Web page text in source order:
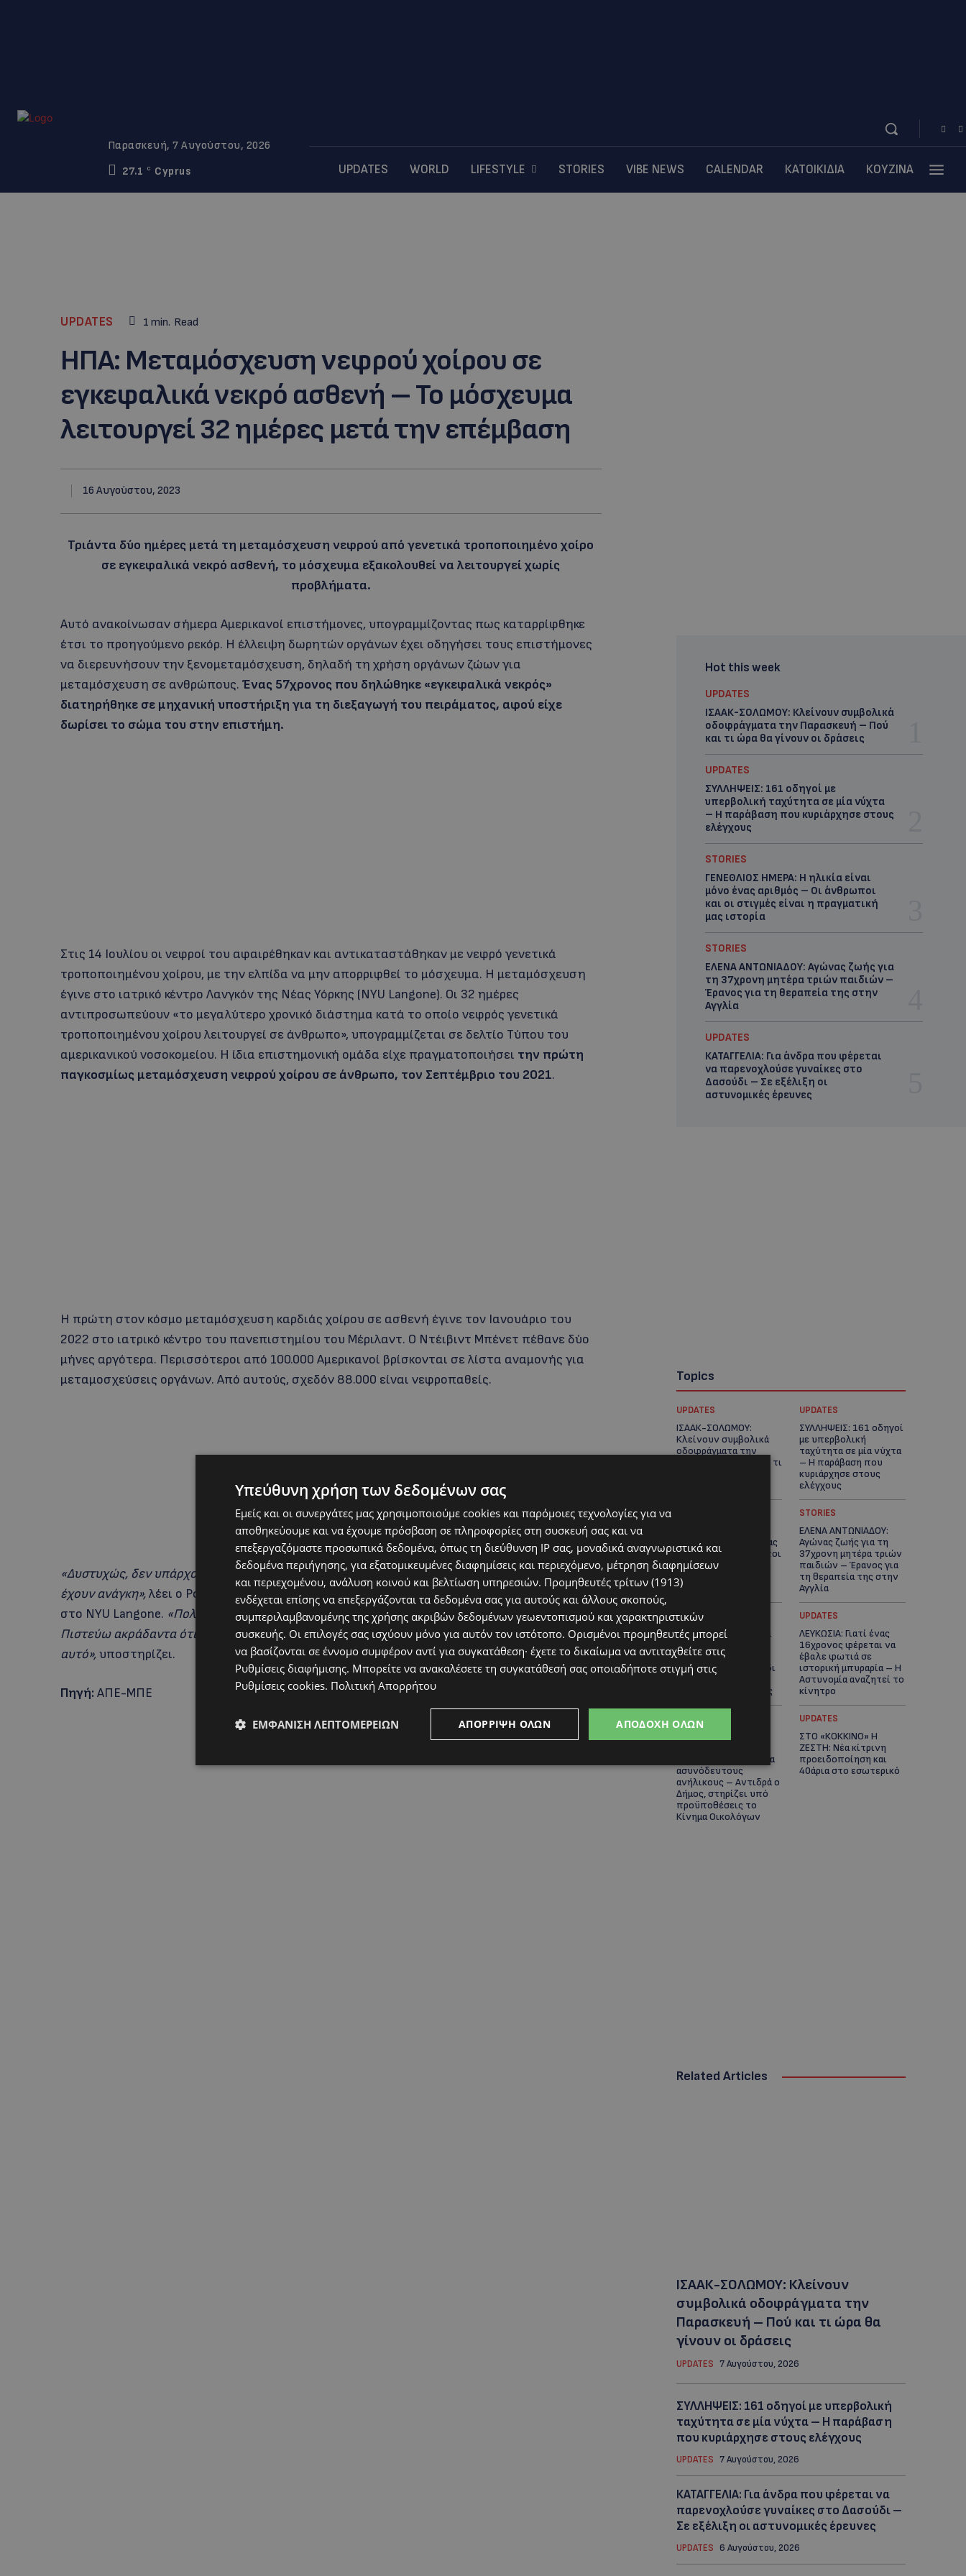
Παρασκευή, 7 Αυγούστου, 2026
27.1
C Cyprus UPDATES WORLD LIFESTYLE STORIES VIBE NEWS CALENDAR ΚΑΤΟΙΚΙΔΙΑ ΚΟΥΖΙΝΑ
UPDATES 1 min. Read
ΗΠΑ: Μεταμόσχευση νεφρού χοίρου σε
εγκεφαλικά νεκρό ασθενή – Το μόσχευμα
λειτουργεί 32 ημέρες μετά την επέμβαση
16 Αυγούστου, 2023
Τριάντα δύο ημέρες μετά τη μεταμόσχευση νεφρού από γενετικά τροποποιημένο χοίρο
σε εγκεφαλικά νεκρό ασθενή, το μόσχευμα εξακολουθεί να λειτουργεί χωρίς
προβλήματα.
Aυτό ανακοίνωσαν σήμερα Αμερικανοί επιστήμονες, υπογραμμίζοντας πως καταρρίφθηκε
έτσι το προηγούμενο ρεκόρ. Η έλλειψη δωρητών οργάνων έχει οδηγήσει τους επιστήμονες
να διερευνήσουν την ξενομεταμόσχευση, δηλαδή τη χρήση οργάνων ζώων για
μεταμόσχευση σε ανθρώπους. Ένας 57χρονος που δηλώθηκε «εγκεφαλικά νεκρός»
διατηρήθηκε σε μηχανική υποστήριξη για τη διεξαγωγή του πειράματος, αφού είχε
δωρίσει το σώμα του στην επιστήμη.
Στις 14 Ιουλίου οι νεφροί του αφαιρέθηκαν και αντικαταστάθηκαν με νεφρό γενετικά
τροποποιημένου χοίρου, με την ελπίδα να μην απορριφθεί το μόσχευμα. Η μεταμόσχευση
έγινε στο ιατρικό κέντρο Λανγκόν της Νέας Υόρκης (NYU Langone). Οι 32 ημέρες
αντιπροσωπεύουν «το μεγαλύτερο χρονικό διάστημα κατά το οποίο νεφρός γενετικά
τροποποιημένου χοίρου λειτουργεί σε άνθρωπο», υπογραμμίζεται σε δελτίο Τύπου του
αμερικανικού νοσοκομείου. Η ίδια επιστημονική ομάδα είχε πραγματοποιήσει την πρώτη
παγκοσμίως μεταμόσχευση νεφρού χοίρου σε άνθρωπο, τον Σεπτέμβριο του 2021.
Η πρώτη στον κόσμο μεταμόσχευση καρδιάς χοίρου σε ασθενή έγινε τον Ιανουάριο του
2022 στο ιατρικό κέντρο του πανεπιστημίου του Μέριλαντ. Ο Ντέιβιντ Μπένετ πέθανε δύο
μήνες αργότερα. Περισσότεροι από 100.000 Αμερικανοί βρίσκονται σε λίστα αναμονής για
μεταμοσχεύσεις οργάνων. Από αυτούς, σχεδόν 88.000 είναι νεφροπαθείς.
«Δυστυχώς, δεν υπάρχουν αρκετά διαθέσιμα όργανα (προς μεταμόσχευση) για όλους όσοι
έχουν ανάγκη»,λέει ο Ρόμπερτ Μοντγκόμερι, διευθυντής του Ινστιτούτου Μεταμοσχεύσεων
στο NYU Langone. «Πολλοί ασθενείς πεθαίνουν εξαιτίας της έλλειψης διαθέσιμων οργάνων.
Πιστεύω ακράδαντα ότι τα ξενομοσχεύματα είναι η μόνη βιώσιμη επιλογή για να αλλάξει
αυτό»,υποστηρίζει.
Πηγή: ΑΠΕ-ΜΠΕ
Hot this week
UPDATES
ΙΣΑΑΚ-ΣΟΛΩΜΟΥ: Κλείνουν συμβολικά
οδοφράγματα την Παρασκευή – Πού
και τι ώρα θα γίνουν οι δράσεις
UPDATES
ΣΥΛΛΗΨΕΙΣ: 161 οδηγοί με
υπερβολική ταχύτητα σε μία νύχτα
– Η παράβαση που κυριάρχησε στους
ελέγχους
STORIES
ΓΕΝΕΘΛΙΟΣ ΗΜΕΡΑ: Η ηλικία είναι
μόνο ένας αριθμός – Οι άνθρωποι
και οι στιγμές είναι η πραγματική
μας ιστορία
STORIES
ΕΛΕΝΑ ΑΝΤΩΝΙΑΔΟΥ: Αγώνας ζωής για
τη 37χρονη μητέρα τριών παιδιών –
Έρανος για τη θεραπεία της στην
Αγγλία
UPDATES
ΚΑΤΑΓΓΕΛΙΑ: Για άνδρα που φέρεται
να παρενοχλούσε γυναίκες στο
Δασούδι – Σε εξέλιξη οι
αστυνομικές έρευνες
Topics
UPDATES
ΙΣΑΑΚ-ΣΟΛΩΜΟΥ:
Κλείνουν συμβολικά
οδοφράγματα την
Παρασκευή – Πού και τι
UPDATES
ΣΥΛΛΗΨΕΙΣ: 161 οδηγοί
με υπερβολική
ταχύτητα σε μία νύχτα
– Η παράβαση που
κυριάρχησε στους
ελέγχους
ηλικία είναι μόνο ένας
αριθμός – Οι άνθρωποι
και οι στιγμές είναι η
πραγματική μας
ιστορία
STORIES
ΕΛΕΝΑ ΑΝΤΩΝΙΑΔΟΥ:
Αγώνας ζωής για τη
37χρονη μητέρα τριών
παιδιών – Έρανος για
τη θεραπεία της στην
Αγγλία
UPDATES
ΚΑΤΑΓΓΕΛΙΑ: Για άνδρα
που φέρεται να
παρενοχλούσε
γυναίκες στο Δασούδι
– Σε εξέλιξη οι
αστυνομικές έρευνες
UPDATES
ΛΕΥΚΩΣΙΑ: Γιατί ένας
16χρονος φέρεται να
έβαλε φωτιά σε
ιστορική μπυραρία – Η
Αστυνομία αναζητεί το
κίνητρο
UPDATES
δημιουργία δομών για
ασυνόδευτους
ανήλικους – Αντιδρά ο
Δήμος, στηρίζει υπό
προϋποθέσεις το
Κίνημα Οικολόγων
UPDATES
ΣΤΟ «ΚΟΚΚΙΝΟ» Η
ΖΕΣΤΗ: Νέα κίτρινη
προειδοποίηση και
40άρια στο εσωτερικό
Related Articles
ΙΣΑΑΚ-ΣΟΛΩΜΟΥ: Κλείνουν
συμβολικά οδοφράγματα την
Παρασκευή – Πού και τι ώρα θα
γίνουν οι δράσεις
UPDATES 7 Αυγούστου, 2026
ΣΥΛΛΗΨΕΙΣ: 161 οδηγοί με υπερβολική
ταχύτητα σε μία νύχτα – Η παράβαση
που κυριάρχησε στους ελέγχους
UPDATES 7 Αυγούστου, 2026
ΚΑΤΑΓΓΕΛΙΑ: Για άνδρα που φέρεται να
παρενοχλούσε γυναίκες στο Δασούδι –
Σε εξέλιξη οι αστυνομικές έρευνες
UPDATES 6 Αυγούστου, 2026
Υπεύθυνη χρήση των δεδομένων σας
Εμείς και οι συνεργάτες μας χρησιμοποιούμε cookies και παρόμοιες τεχνολογίες για να
αποθηκεύουμε και να έχουμε πρόσβαση σε πληροφορίες στη συσκευή σας και να
επεξεργαζόμαστε προσωπικά δεδομένα, όπως τη διεύθυνση IP σας, μοναδικά αναγνωριστικά και
δεδομένα περιήγησης, για εξατομικευμένες διαφημίσεις και περιεχόμενο, μέτρηση διαφημίσεων
και περιεχομένου, ανάλυση κοινού και βελτίωση υπηρεσιών. Προμηθευτές τρίτων (1913)
ενδέχεται επίσης να επεξεργάζονται τα δεδομένα σας για αυτούς και άλλους σκοπούς,
συμπεριλαμβανομένης της χρήσης ακριβών δεδομένων γεωεντοπισμού και χαρακτηριστικών
συσκευής. Οι επιλογές σας ισχύουν μόνο για αυτόν τον ιστότοπο. Ορισμένοι προμηθευτές μπορεί
να βασίζονται σε έννομο συμφέρον αντί για συγκατάθεση· έχετε το δικαίωμα να αντιταχθείτε στις
Ρυθμίσεις διαφήμισης. Μπορείτε να ανακαλέσετε τη συγκατάθεσή σας οποιαδήποτε στιγμή στις
Ρυθμίσεις cookies. Πολιτική Απορρήτου
ΑΠΟΔΟΧΉ ΌΛΩΝ
ΑΠΌΡΡΙΨΗ ΌΛΩΝ
ΕΜΦΆΝΙΣΗ ΛΕΠΤΟΜΕΡΕΙΏΝ